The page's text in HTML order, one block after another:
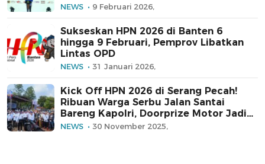
NEWS 9 Februari 2026,
Sukseskan HPN 2026 di Banten 6
hingga 9 Februari, Pemprov Libatkan
Lintas OPD
NEWS 31 Januari 2026,
Kick Off HPN 2026 di Serang Pecah!
Ribuan Warga Serbu Jalan Santai
Bareng Kapolri, Doorprize Motor Jadi
Rebutan
NEWS 30 November 2025,